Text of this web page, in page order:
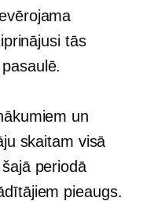
tās
un
skaitam visā
periodā
pieaugs.